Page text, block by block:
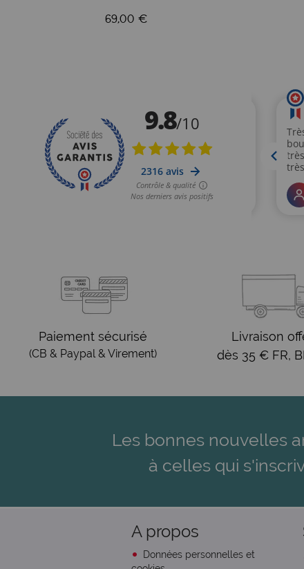
69,00 €
Paiement sécurisé
(CB & Paypal & Virement)
Livraison
dès 35 € FR,
Les bonnes nouvelles
à celles qui
A propos
Données personnelles et